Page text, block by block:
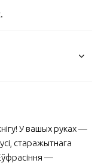
У вашых руках —
старажытнага
—